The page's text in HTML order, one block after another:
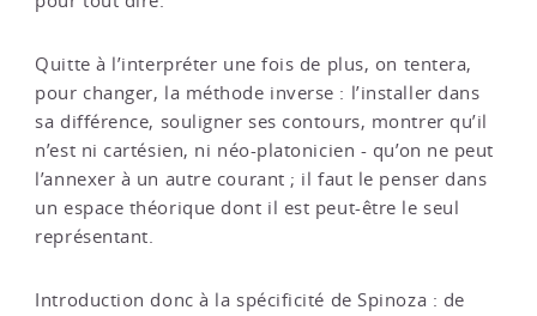
Quitte à l’interpréter une fois de plus, on tentera,
pour changer, la méthode inverse : l’installer dans
sa différence, souligner ses contours, montrer qu’il
n’est ni cartésien, ni néo-platonicien - qu’on ne peut
l’annexer à un autre courant ; il faut le penser dans
un espace théorique dont il est peut-être le seul
représentant.
Introduction donc à la spécificité de Spinoza : de